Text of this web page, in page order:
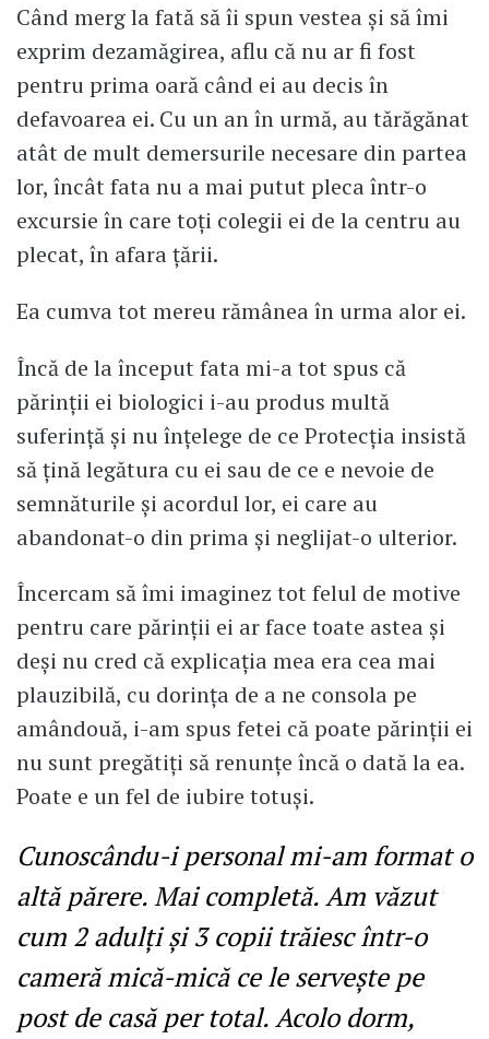
Când merg la fată să îi spun vestea și să îmi
exprim dezamăgirea, aflu că nu ar fi fost
pentru prima oară când ei au decis în
defavoarea ei. Cu un an în urmă, au tărăgănat
atât de mult demersurile necesare din partea
lor, încât fata nu a mai putut pleca într-o
excursie în care toți colegii ei de la centru au
plecat, în afara țării.
Ea cumva tot mereu rămânea în urma alor ei.
Încă de la început fata mi-a tot spus că
părinții ei biologici i-au produs multă
suferință și nu înțelege de ce Protecția insistă
să țină legătura cu ei sau de ce e nevoie de
semnăturile și acordul lor, ei care au
abandonat-o din prima și neglijat-o ulterior.
Încercam să îmi imaginez tot felul de motive
pentru care părinții ei ar face toate astea și
deși nu cred că explicația mea era cea mai
plauzibilă, cu dorința de a ne consola pe
amândouă, i-am spus fetei că poate părinții ei
nu sunt pregătiți să renunțe încă o dată la ea.
Poate e un fel de iubire totuși.
Cunoscându-i personal mi-am format o
altă părere. Mai completă. Am văzut
cum 2 adulți și 3 copii trăiesc într-o
cameră mică-mică ce le servește pe
post de casă per total. Acolo dorm,